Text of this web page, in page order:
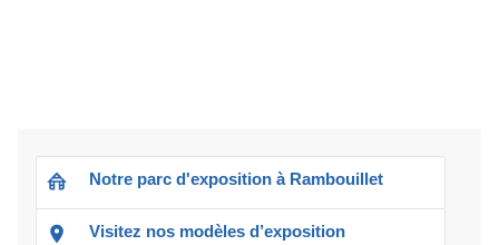
Notre parc d'exposition à Rambouillet
Visitez nos modèles d’exposition